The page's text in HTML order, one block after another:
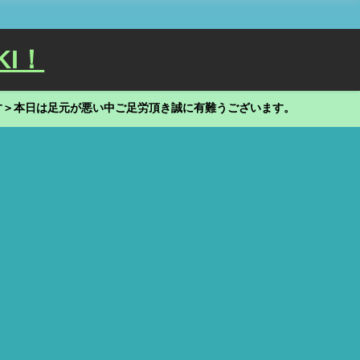
！
本日は足元が悪い中ご足労頂き誠に有難うございます。